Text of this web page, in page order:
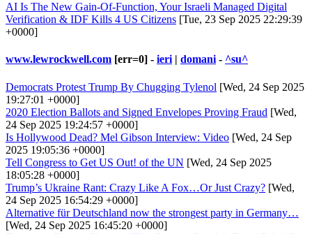
AI Is The New Gain-Of-Function, Your Israeli Managed Digital
Verification & IDF Kills 4 US Citizens [Tue, 23 Sep 2025 22:29:39
+0000]
www.lewrockwell.com [err=0] - ieri | domani - ^su^
Democrats Protest Trump By Chugging Tylenol [Wed, 24 Sep 2025
19:27:01 +0000]
2020 Election Ballots and Signed Envelopes Proving Fraud [Wed,
24 Sep 2025 19:24:57 +0000]
Is Hollywood Dead? Mel Gibson Interview: Video [Wed, 24 Sep
2025 19:05:36 +0000]
Tell Congress to Get US Out! of the UN [Wed, 24 Sep 2025
18:05:28 +0000]
Trump’s Ukraine Rant: Crazy Like A Fox…Or Just Crazy? [Wed,
24 Sep 2025 16:54:29 +0000]
Alternative für Deutschland now the strongest party in Germany…
[Wed, 24 Sep 2025 16:45:20 +0000]